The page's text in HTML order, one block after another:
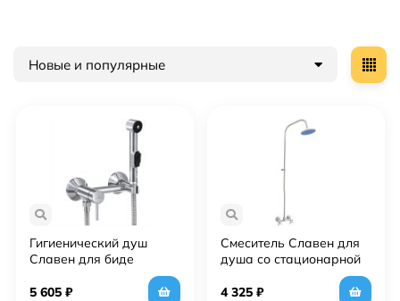
Новые и популярные
Гигиенический душ
Славен для биде
настенный, одноручный
(СЛ-ОД-Д54 )
5 605 ₽
Смеситель Славен для
душа со стационарной
пластиковой душевой
сеткой, двуручный (СЛ-
4 325 ₽